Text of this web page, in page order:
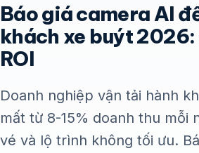
Báo giá camera AI
khách xe buýt 2026:
ROI
Doanh nghiệp vận tải hành
mất từ 8-15% doanh thu mỗi
vé và lộ trình không tối ưu.